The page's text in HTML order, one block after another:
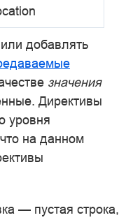
добавлять
значения
Директивы
уровня
на данном
— пустая строка,